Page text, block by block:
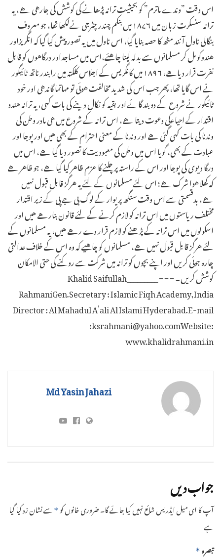
اس وقت ــ”وندے ماترم” كو بحیثیت ترانه پڑھانے كی كوشش كی جارهی هے، یه
ترانه سنسكرت زبان میں ۱۸۷۶ میں بنكم چندر چٹرجی نےلكھا تھا، جو معروف
بنگالی ناول آنند مٹھ كا حصه بنایا گیا، اس ناول میں یه تصور پیش كیا گیا كه انگریزاور
هندوكو مل كر مسلمانوں سے بدله لینا چاهئے،اس میں مساجداور درگاهوں كو قابل
نفرت قرار دیاهے، ۱۸۹۶ میں كانگریس كے اجلاس كلكته میں رابندر ناتھ ٹائیگور
نے اس گایا تھا، پھر جب اس كی شدید مخالفت هوئی تو مهاتما گاندهی اور خود
ٹائیگور نے شروع كے دوبند گائے اور بقیه كو نكال دینے كی بات كهی، یه ترانه هندو
اقتدار كے احیاءكی دعوت دیتا هے، اس ترانه كے شروع میں هی مادر وطن كی
وندنا كی بات كهی گئی هے اور وندنا كے معنی احترام كے بھی هیں اور پوجا اور
عبادت كے بھی، گویا اس میں وطن كی معبودیت كا تصور دیا گیا هے، اس میں
درگا دیوی كی پوجا اور اس كے راسته پر چلنے كا عزم ظاهر كیا گیا هے، جو ظاهر هے
كه كھلا هوا شرك هے؛ اس لئے مسلمانوں كے لئے یه هرگز قابل قبول نهیں
هے، بدقسمتی سے اس وقت سنگھ پریوار كے لوگ بی جے پی كے زیر اقتدار
مختلف ریاستوں میں اس ترانه كو لازم كرنے كے لئے قانون بنارهے هیں اور
اسكولوں میں اس ترانه كے پڑھنے كو لازم قرار دے رهے هیں، یه مسلمانوں كے
لئے هرگز قابل قبول نهیں هے، مسلمانوں كو چاهیے كه وه اس كے خلاف عدالتی
چاره جوئی كریں اور اپنے بچوں كو ترانه میں شركت سے روكنے كی حتی الامكان
كوشش كریں۔ = = = _________Khalid Saifullah
RahmaniGen.Secretary : Islamic Fiqh Academy,India
Director : Al Mahadul A’ali Al Islami Hyderabad.E-mail
:ksrahmani@yahoo.comWebsite:
www.khalidrahmani.in
Md Yasin Jahazi
جواب دیں
آپ کا ای میل ایڈریس شائع نہیں کیا جائے گا۔ضروری خانوں کو * سے نشان زد کیا گیا
ہے
تبصرہ *